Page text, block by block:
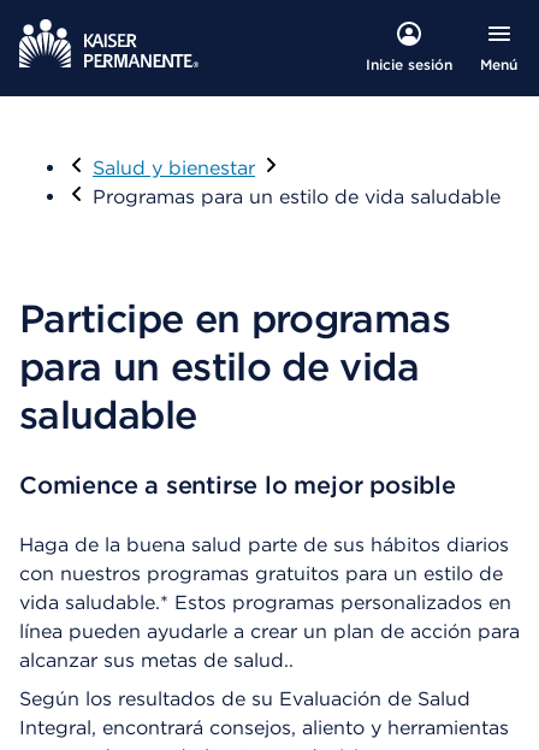
Inicie sesión Menú
Visitar
Salud y bienestar
Programas para un estilo de vida saludable
Participe en programas
para un estilo de vida
saludable
Comience a sentirse lo mejor posible
Haga de la buena salud parte de sus hábitos diarios
con nuestros programas gratuitos para un estilo de
vida saludable.* Estos programas personalizados en
línea pueden ayudarle a crear un plan de acción para
alcanzar sus metas de salud..
Según los resultados de su Evaluación de Salud
Integral, encontrará consejos, aliento y herramientas